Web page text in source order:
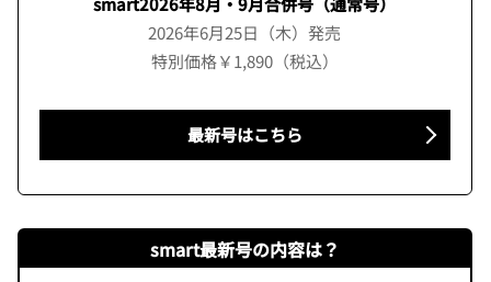
2026年6月25日（木）発売
特別価格￥1,890（税込）
最新号はこちら
smart最新号の内容は？